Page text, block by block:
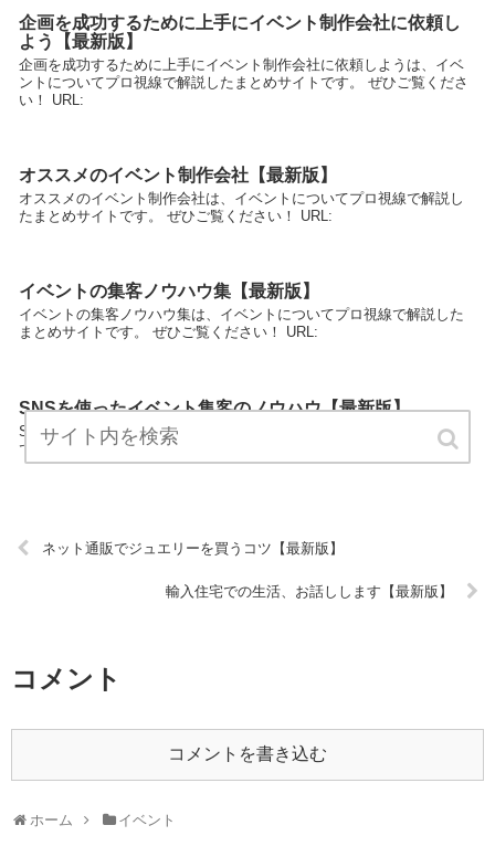
企画を成功するために上手にイベント制作会社に依頼し
よう【最新版】
企画を成功するために上手にイベント制作会社に依頼しようは、イベ
ントについてプロ視線で解説したまとめサイトです。 ぜひご覧くださ
い！ URL:
オススメのイベント制作会社【最新版】
オススメのイベント制作会社は、イベントについてプロ視線で解説し
たまとめサイトです。 ぜひご覧ください！ URL:
イベントの集客ノウハウ集【最新版】
イベントの集客ノウハウ集は、イベントについてプロ視線で解説した
まとめサイトです。 ぜひご覧ください！ URL:
SNSを使ったイベント集客のノウハウ【最新版】
SNSを使ったイベント集客のノウハウは、イベントについてプロ視線
で解説したまとめサイトです。 ぜひご覧ください！ URL:
ネット通販でジュエリーを買うコツ【最新版】
輸入住宅での生活、お話しします【最新版】
コメント
コメントを書き込む
ホーム イベント